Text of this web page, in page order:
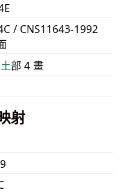
/ CNS11643-1992
⼟部 4 畫
射